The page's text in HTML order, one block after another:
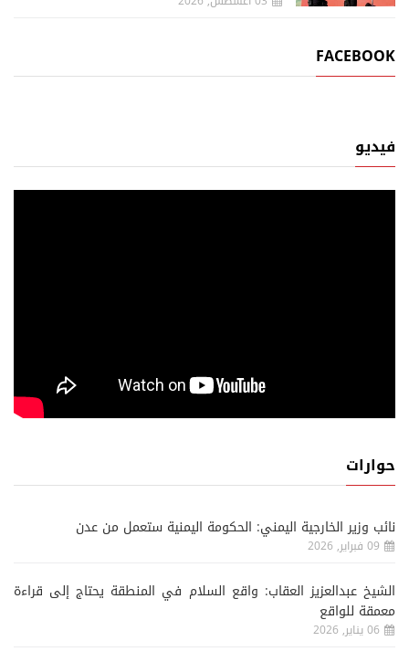
FACEBOOK
فيديو
حوارات
نائب وزير الخارجية اليمني: الحكومة اليمنية ستعمل من عدن
09 فبراير, 2026
الشيخ عبدالعزيز العقاب: واقع السلام في المنطقة يحتاج إلى قراءة
معمقة للواقع
06 يناير, 2026